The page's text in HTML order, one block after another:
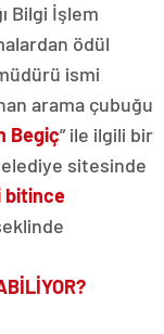
Bilgi İşlem
ödül
ismi
arama çubuğu
Begiç” ile ilgili bir
sitesinde
bitince